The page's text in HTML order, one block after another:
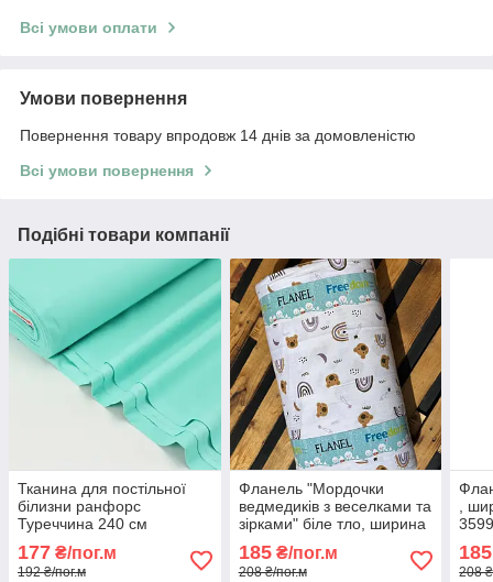
Всі умови оплати
Умови повернення
Повернення товару впродовж 14 днів за домовленістю
Всі умови повернення
Подібні товари компанії
Тканина для постільної
білизни ранфорс
Туреччина 240 см
м'ятного кольору No WH-
65
177 ₴/пог.м
192 ₴/пог.м
Фланель "Мордочки
ведмедиків з веселками та
зірками" біле тло, ширина
240 см № Ф-3560
185₴/пог.м
208 ₴/пог.м
,
185
208